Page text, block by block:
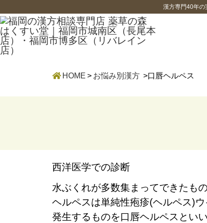
漢方専門40年の
HOME > お悩み別漢方 >口唇ヘルペス
西洋医学での診断
水ぶくれが多数集まってできたも
ヘルペスは単純性疱疹(ヘルペス)
発生するものを口唇ヘルペス とい